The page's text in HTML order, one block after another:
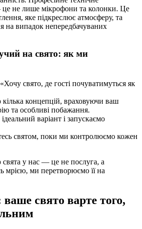
це не лише мікрофони та колонки. Це
яке підкреслює атмосферу, та
на випадок непередбачуваних
на свято: як ми
свято, де гості почуватимуться як
концепцій, враховуючи ваш
та особливі побажання.
варіант і запускаємо
святом, поки ми контролюємо кожен
свята у нас — це не послуга, а
мрією, ми перетворюємо її на
свято варте того,